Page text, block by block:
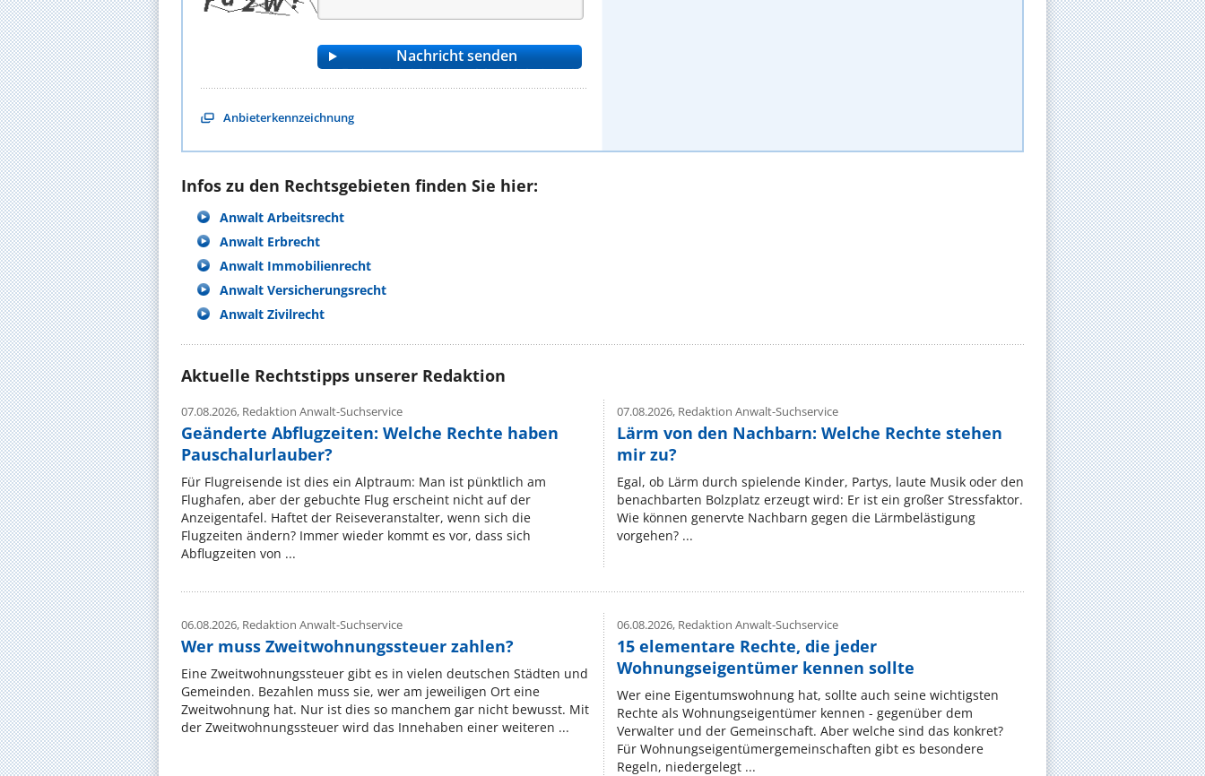
Anbieterkennzeichnung
Infos zu den Rechtsgebieten finden Sie hier:
Anwalt Arbeitsrecht
Anwalt Erbrecht
Anwalt Immobilienrecht
Anwalt Versicherungsrecht
Anwalt Zivilrecht
Aktuelle Rechtstipps unserer Redaktion
07.08.2026, Redaktion Anwalt-Suchservice
Geänderte Abflugzeiten: Welche Rechte haben
Pauschalurlauber?
Für Flugreisende ist dies ein Alptraum: Man ist pünktlich am
Flughafen, aber der gebuchte Flug erscheint nicht auf der
Anzeigentafel. Haftet der Reiseveranstalter, wenn sich die
Flugzeiten ändern? Immer wieder kommt es vor, dass sich
Abflugzeiten von ...
07.08.2026,Redaktion Anwalt-Suchservice
Lärm von den Nachbarn: Welche Rechte stehen
mir zu?
Egal, ob Lärm durch spielende Kinder, Partys, laute Musik oder den
benachbarten Bolzplatz erzeugt wird: Er ist ein großer Stressfaktor.
Wie können genervte Nachbarn gegen die Lärmbelästigung
vorgehen? ...
06.08.2026, Redaktion Anwalt-Suchservice
Wer muss Zweitwohnungssteuer zahlen?
Eine Zweitwohnungssteuer gibt es in vielen deutschen Städten und
Gemeinden. Bezahlen muss sie, wer am jeweiligen Ort eine
Zweitwohnung hat. Nur ist dies so manchem gar nicht bewusst. Mit
der Zweitwohnungssteuer wird das Innehaben einer weiteren ...
06.08.2026,Redaktion Anwalt-Suchservice
15 elementare Rechte, die jeder
Wohnungseigentümer kennen sollte
Wer eine Eigentumswohnung hat, sollte auch seine wichtigsten
Rechte als Wohnungseigentümer kennen - gegenüber dem
Verwalter und der Gemeinschaft. Aber welche sind das konkret?
Für Wohnungseigentümergemeinschaften gibt es besondere
Regeln, niedergelegt ...